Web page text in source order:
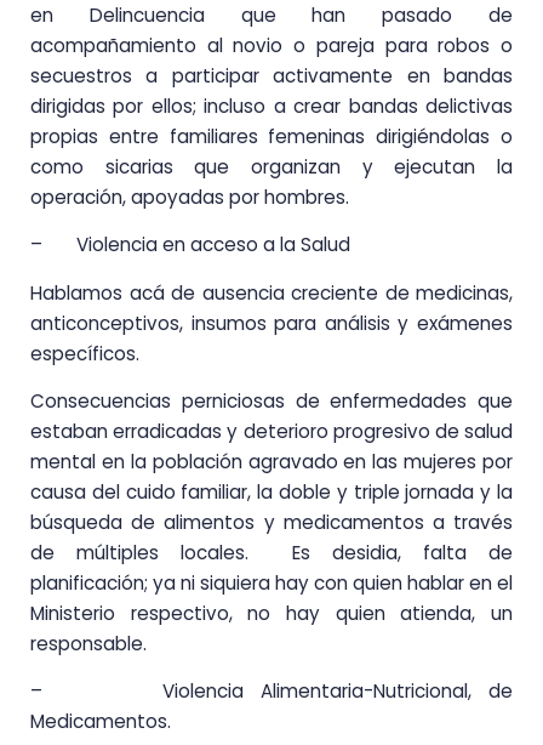
en Delincuencia que han pasado de
acompañamiento al novio o pareja para robos o
secuestros a participar activamente en bandas
dirigidas por ellos; incluso a crear bandas delictivas
propias entre familiares femeninas dirigiéndolas o
como sicarias que organizan y ejecutan la
operación, apoyadas por hombres.
– Violencia en acceso a la Salud
Hablamos acá de ausencia creciente de medicinas,
anticonceptivos, insumos para análisis y exámenes
específicos.
Consecuencias perniciosas de enfermedades que
estaban erradicadas y deterioro progresivo de salud
mental en la población agravado en las mujeres por
causa del cuido familiar, la doble y triple jornada y la
búsqueda de alimentos y medicamentos a través
de múltiples locales. Es desidia, falta de
planificación; ya ni siquiera hay con quien hablar en el
Ministerio respectivo, no hay quien atienda, un
responsable.
– Violencia Alimentaria-Nutricional, de
Medicamentos.